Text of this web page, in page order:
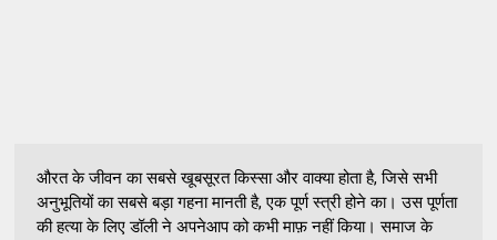
औरत के जीवन का सबसे खूबसूरत किस्सा और वाक्या होता है, जिसे सभी
अनुभूतियों का सबसे बड़ा गहना मानती है, एक पूर्ण स्त्री होने का। उस पूर्णता
की हत्या के लिए डॉली ने अपनेआप को कभी माफ़ नहीं किया। समाज के